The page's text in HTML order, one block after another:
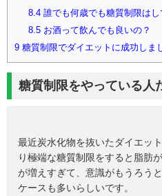
8.4誰でも何歳でも糖質制限はし
8.5お酒って飲んでも良いの？
9 糖質制限でダイエットに成功しま
糖質制限をやっている人
最近炭水化物を抜いたダイエッ
り極端な糖質制限をすると脂肪
が増えすぎて、意識がもうろう
ケースも多いらしいです。